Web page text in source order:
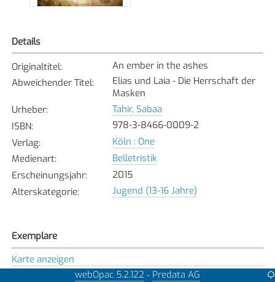
Details
Originaltitel:
An ember in the ashes
Abweichender Titel:
Elias und Laia - Die Herrschaft der
Masken
Urheber:
Tahir, Sabaa
ISBN:
978-3-8466-0009-2
Verlag:
Köln : One
Medienart:
Belletristik
Erscheinungsjahr:
2015
Alterskategorie: Jugend (13-16 Jahre)
Exemplare
Karte anzeigen
Bäretswil
webOpac 5.2.122 - Predata AG